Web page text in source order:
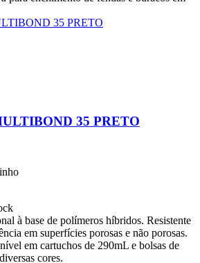
35 PRETO
à base de polímeros híbridos. Resistente
em superfícies porosas e não porosas.
em cartuchos de 290mL e bolsas de
cores.